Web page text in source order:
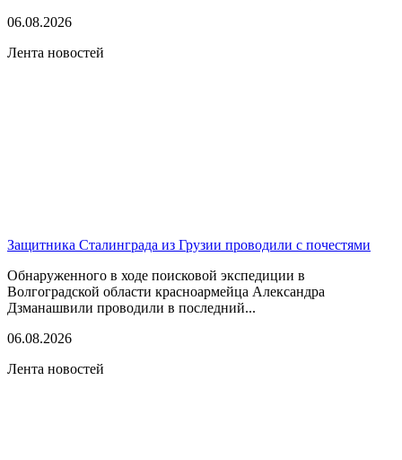
06.08.2026
Лента новостей
Защитника Сталинграда из Грузии проводили с почестями
Обнаруженного в ходе поисковой экспедиции в
Волгоградской области красноармейца Александра
Дзманашвили проводили в последний...
06.08.2026
Лента новостей